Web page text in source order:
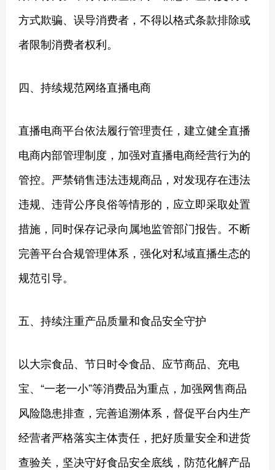
方式欺骗、误导消费者，不得以格式条款排除或
者限制消费者权利。
四、持续规范网络直播电商
直播电商平台依法履行管理责任，建立健全直播
电商内部管理制度，加强对直播电商经营行为的
管控。严禁销售违法违规商品，对发现存在违法
违规、违背公序良俗等情形的，应立即采取处置
措施，同时保存记录向属地监管部门报告。不断
完善平台合规管理体系，强化对私域直播生态的
规范引导。
五、持续注重产品质量和食品安全守护
以大宗食品、节日时令食品、应节商品、充电
宝、“一老一小”等消费品为重点，加强网售商品
风险隐患排查，完善追溯体系，督促平台内生产
经营者严格落实主体责任，把好质量安全和进货
查验关，坚决守好食品安全底线，防范化解产品